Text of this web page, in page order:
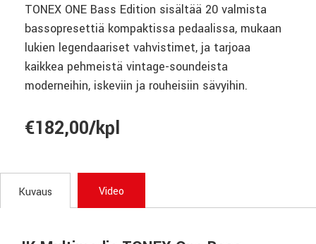
TONEX ONE Bass Edition sisältää 20 valmista
bassopresettiä kompaktissa pedaalissa, mukaan
lukien legendaariset vahvistimet, ja tarjoaa
kaikkea pehmeistä vintage-soundeista
moderneihin, iskeviin ja rouheisiin sävyihin.
€182,00/kpl
Kuvaus Video